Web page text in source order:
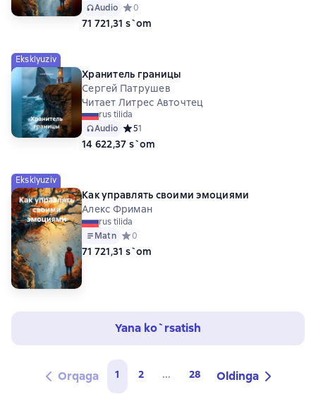
Audio Средний рейтинг 0 на основе 0 оценок
0
71 721,31 s`om
Eksklyuziv
Хранитель границы
Сергей Патрушев
Читает Литрес Авточтец
rus tilida
Audio Средний рейтинг 5 на основе 1 оценок
51
14 622,37 s`om
Eksklyuziv
Как управлять своими эмоциями
Алекс Фриман
rus tilida
Matn Средний рейтинг 0 на основе 0 оценок
0
71 721,31 s`om
Yana ko`rsatish
Orqaga 1 2 ... 28 Oldinga